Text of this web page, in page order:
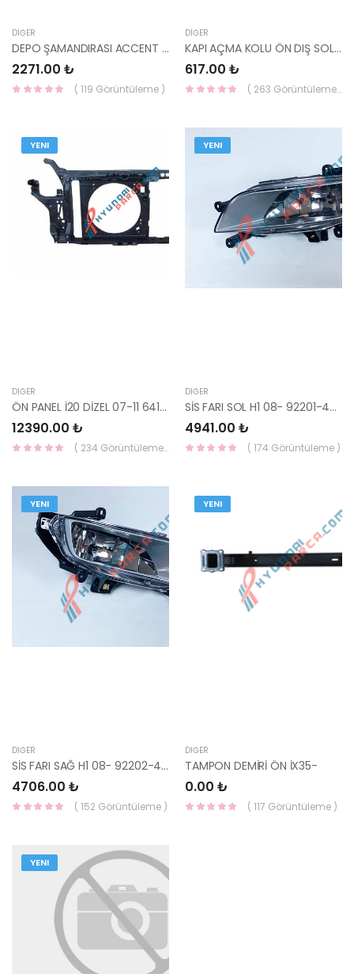
DIĞER
DEPO ŞAMANDIRASI ACCENT 95-00 94460-22040-YS
2271.00 ₺
( 119 Görüntüleme )
DIĞER
KAPI AÇMA KOLU ÖN DIŞ SOL STAREX 82650-4A000-YS
617.00 ₺
( 263 Görüntüleme )
YENI
DIĞER
ÖN PANEL İ20 DİZEL 07-11 64101-1J200-HMC
12390.00 ₺
( 234 Görüntüleme )
YENI
DIĞER
SİS FARI SOL H1 08- 92201-4H000-YS
4941.00 ₺
( 174 Görüntüleme )
YENI
DIĞER
SİS FARI SAĞ H1 08- 92202-4H000-YS
4706.00 ₺
( 152 Görüntüleme )
YENI
DIĞER
TAMPON DEMİRİ ÖN İX35-
0.00 ₺
( 117 Görüntüleme )
YENI